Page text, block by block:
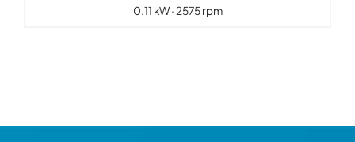
0.11 kW · 2575 rpm